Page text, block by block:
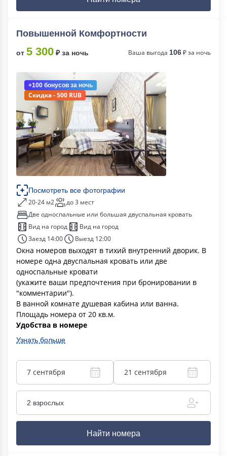
Повышенной Комфортности
от 5 300 ₽ за ночь Ваша выгода 106₽ за ночь
+100 бонусов за ночь
Скидка - 500 RUB
Посмотреть все фотографии
20-24 м2
до 3 мест
Две односпальные или большая двуспальная кровать
Вид на город
Вид на город
Заезд 14:00
Выезд 12:00
Окна номеров выходят в тихий внутренний дворик. В
номере одна двуспальная кровать или две
односпальные кровати
(укажите ваши предпочтения при бронировании в
"комментарии").
В ванной комнате душевая кабина или ванна.
Площадь номера от 20 кв.м.
Удобства в номере
Узнать больше
7 сентября 21 сентября
2 взрослых
Найти номера